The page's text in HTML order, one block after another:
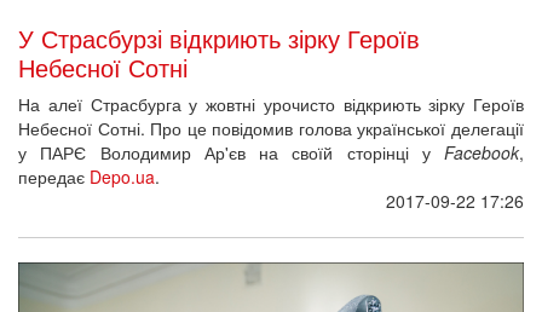
Яким буде меморіальний Музей Революції
Гідності?
14 вересня Київрада виділила земельну ділянку для Музею
Революції Гідності. Початок будівництва заплановано на
цього тижня. Яким він буде, "Громадському радіо" розповів
його директорІгор Пошивайло: